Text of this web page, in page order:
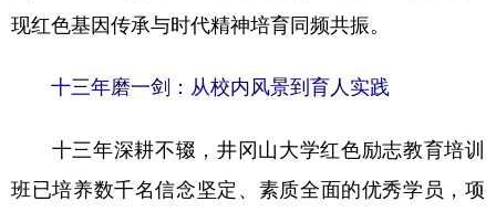
现红色基因传承与时代精神培育同频共振。
十三年磨一剑：从校内风景到育人实践
十三年深耕不辍，井冈山大学红色励志教育培训
班已培养数千名信念坚定、素质全面的优秀学员，项